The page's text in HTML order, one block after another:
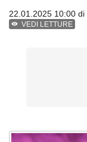
22.01.2025 10:00 di
VEDI LETTURE